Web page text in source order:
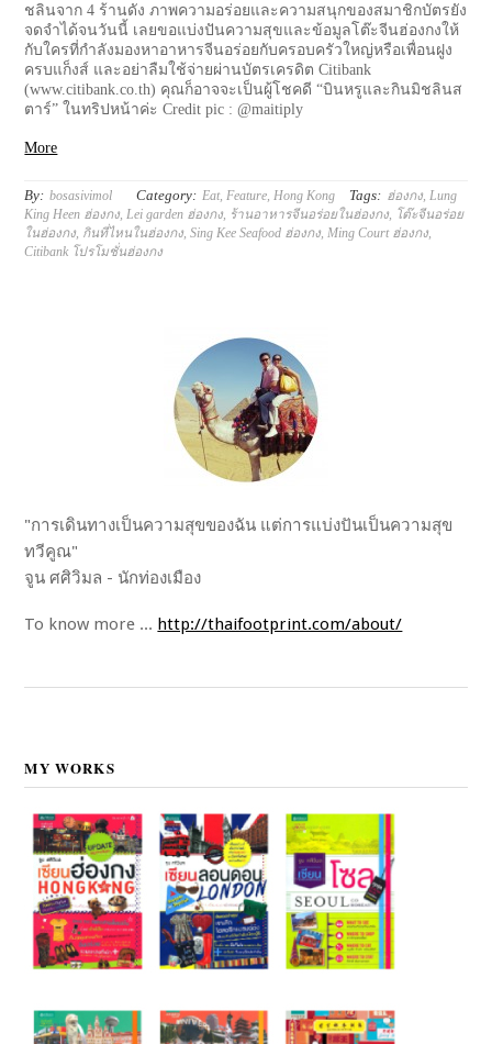
ชลินจาก 4 ร้านดัง ภาพความอร่อยและความสนุกของสมาชิกบัตรยัง
จดจำได้จนวันนี้ เลยขอแบ่งปันความสุขและข้อมูลโต๊ะจีนฮ่องกงให้
กับใครที่กำลังมองหาอาหารจีนอร่อยกับครอบครัวใหญ่หรือเพื่อนฝูง
ครบแก็งส์ และอย่าลืมใช้จ่ายผ่านบัตรเครดิต Citibank
(www.citibank.co.th) คุณก็อาจจะเป็นผู้โชคดี “บินหรูและกินมิชลินส
ตาร์” ในทริปหน้าค่ะ Credit pic : @maitiply
More
By: bosasivimol Category: Eat, Feature Hong Kong Tags: ฮ่องกง, Lung
King Heen ฮ่องกง, Lei garden ฮ่องกง, ร้านอาหารจีนอร่อยในฮ่องกง, โต๊ะจีนอร่อย
ในฮ่องกง, กินที่ไหนในฮ่องกง,Sing Kee Seafood ฮ่องกง, Ming Court ฮ่องกง,
Citibank โปรโมชั่นฮ่องกง
"การเดินทางเป็นความสุขของฉัน แต่การแบ่งปันเป็นความสุข
ทวีคูณ"
จูน ศศิวิมล - นักท่องเมือง
To know more ... http://thaifootprint.com/about/
MY WORKS